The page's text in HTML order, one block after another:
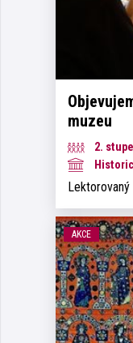
muzeu
2.
AKCE